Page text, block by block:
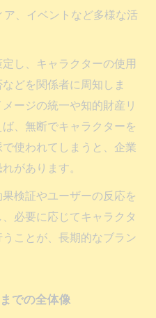
、イベントなど多様な活
し、キャラクターの使用
どを関係者に周知しま
ージの統一や知的財産リ
、無断でキャラクターを
使われてしまうと、企業
があります。
検証やユーザーの反応を
必要に応じてキャラクタ
ことが、長期的なブラン
での全体像